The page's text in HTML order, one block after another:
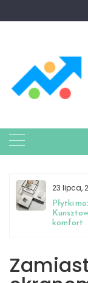
to
23 lipca,
Płytki
komfort